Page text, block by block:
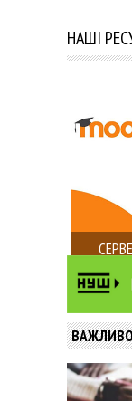
НАШІ